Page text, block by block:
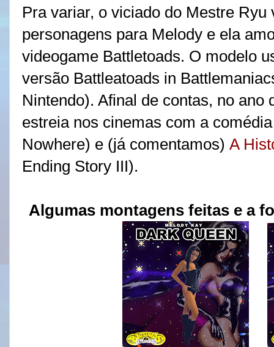
Pra variar, o viciado do Mestre
personagens para Melody e ela
videogame Battletoads. O modelo
versão Battleatoads in
Nintendo). Afinal de contas, no ano
estreia nos cinemas com a
Nowhere) e (já comentamos) A
Ending Story III).
Algumas montagens feitas e a